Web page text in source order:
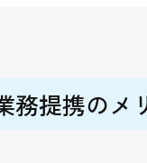
務提携のメ